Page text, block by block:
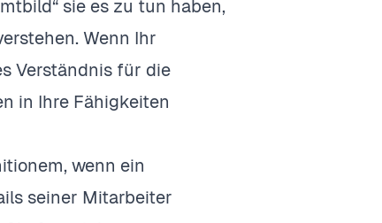
sie es zu tun haben,
Wenn Ihr
Verständnis für die
in Ihre Fähigkeiten
wenn ein
seiner Mitarbeiter